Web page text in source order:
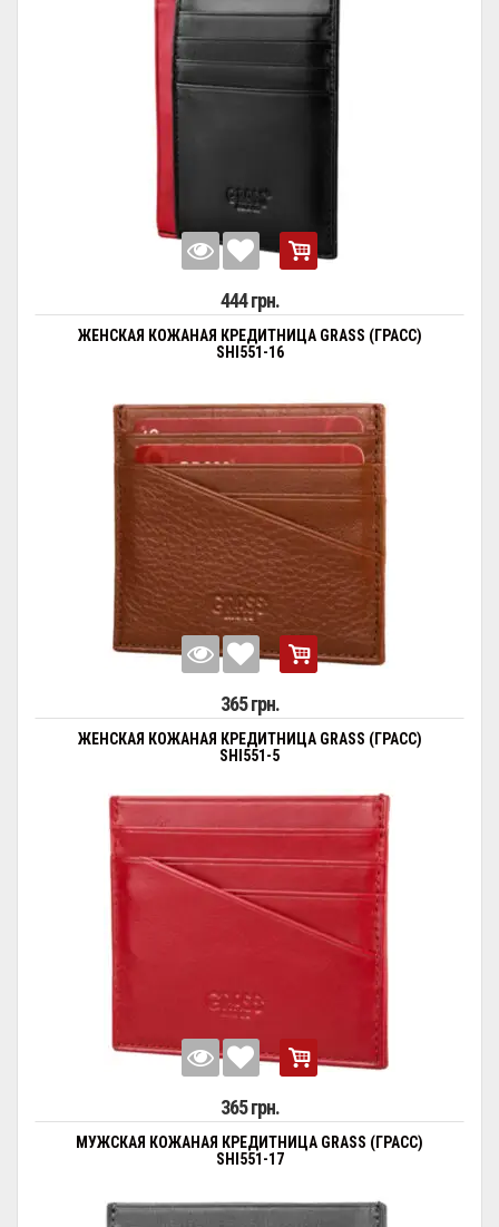
444 грн.
ЖЕНСКАЯ КОЖАНАЯ КРЕДИТНИЦА GRASS (ГРАСС)
SHI551-16
365 грн.
ЖЕНСКАЯ КОЖАНАЯ КРЕДИТНИЦА GRASS (ГРАСС)
SHI551-5
365 грн.
МУЖСКАЯ КОЖАНАЯ КРЕДИТНИЦА GRASS (ГРАСС)
SHI551-17